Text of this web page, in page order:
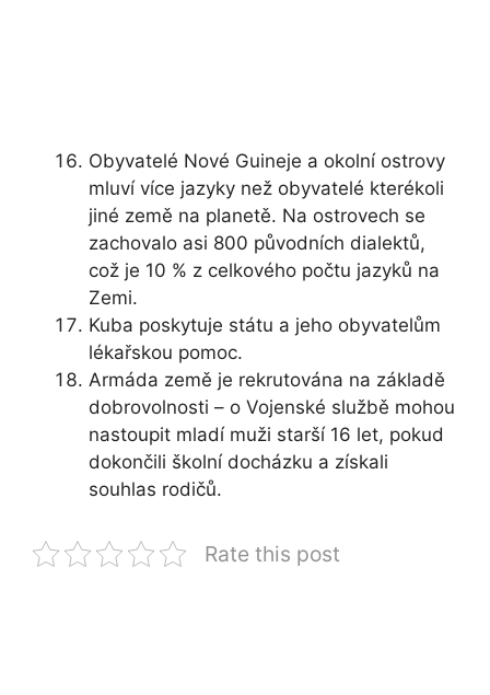
Obyvatelé Nové Guineje a okolní ostrovy
mluví více jazyky než obyvatelé kterékoli
jiné země na planetě. Na ostrovech se
zachovalo asi 800 původních dialektů,
což je 10 % z celkového počtu jazyků na
Zemi.
Kuba poskytuje státu a jeho obyvatelům
lékařskou pomoc.
Armáda země je rekrutována na základě
dobrovolnosti – o Vojenské službě mohou
nastoupit mladí muži starší 16 let, pokud
dokončili školní docházku a získali
souhlas rodičů.
Rate this post